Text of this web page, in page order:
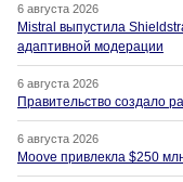
6 августа 2026
Mistral выпустила
адаптивной модерации
6 августа 2026
Правительство создало
6 августа 2026
Moove привлекла $250